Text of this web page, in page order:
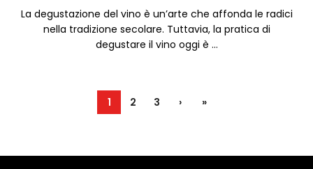
La degustazione del vino è un’arte che affonda le radici
nella tradizione secolare. Tuttavia, la pratica di
degustare il vino oggi è ...
1 2 3 › »